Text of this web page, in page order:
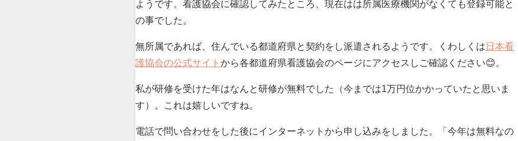
ようです。看護協会に確認してみたところ、現在はは所属医療機関がなくても登録可能と
の事でした。
無所属であれば、住んでいる都道府県と契約をし派遣されるようです。くわしくは 日本看
護協会の公式サイトから各都道府県看護協会のページにアクセスしご確認ください😊。
私が研修を受けた年はなんと研修が無料でした（今までは1万円位かかっていたと思いま
す）。これは嬉しいですね。
電話で問い合わせをした後にインターネットから申し込みをしました。「今年は無料なの